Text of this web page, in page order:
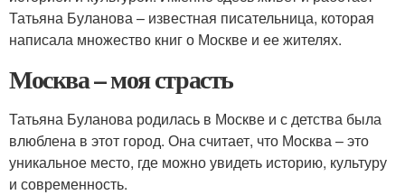
Татьяна Буланова – известная писательница, которая
написала множество книг о Москве и ее жителях.
Москва – моя страсть
Татьяна Буланова родилась в Москве и с детства была
влюблена в этот город. Она считает, что Москва – это
уникальное место, где можно увидеть историю, культуру
и современность.